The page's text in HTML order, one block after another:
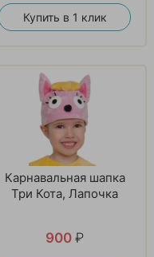
Купить в 1 клик
Карнавальная шапка
Три Кота, Лапочка
900 ₽